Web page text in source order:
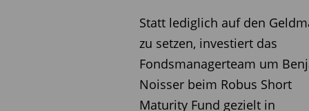
bei Zins und Credit
im Rahmen der Strategie
sich an einem stabilen
Rentenstrategien – ohne
Statt lediglich auf den
zu setzen, investiert das
Fondsmanagerteam um
Noisser beim Robus Short
Maturity Fund gezielt in